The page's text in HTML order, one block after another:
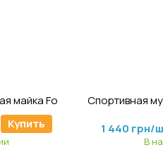
Купить 1 440 грн/
В